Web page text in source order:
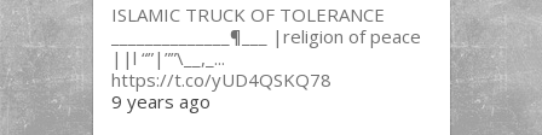
ISLAMIC TRUCK OF TOLERANCE
______________¶___ |religion of peace
||l “”|””\__,_...
https://t.co/yUD4QSKQ78
9 years ago